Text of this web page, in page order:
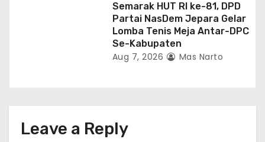
Semarak HUT RI ke-81, DPD
Partai NasDem Jepara Gelar
Lomba Tenis Meja Antar-DPC
Se-Kabupaten
Aug 7, 2026 Mas Narto
Leave a Reply